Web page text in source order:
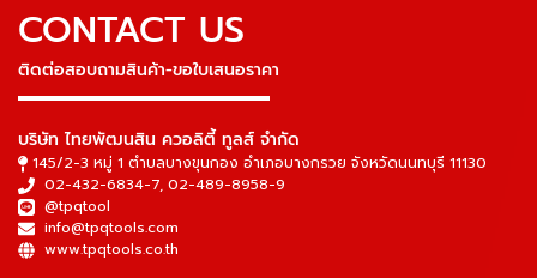
CONTACT US
ติดต่อสอบถามสินค้า-ขอใบเสนอราคา
▬▬▬▬▬▬▬▬▬▬▬▬▬▬▬
บริษัท ไทยพัฒนสิน ควอลิตี้ ทูลส์ จำกัด
145/2-3 หมู่ 1 ตำบลบางขุนกอง อำเภอบางกรวย จังหวัดนนทบุรี 11130
02-432-6834-7, 02-489-8958-9
@tpqtool
info@tpqtools.com
www.tpqtools.co.th